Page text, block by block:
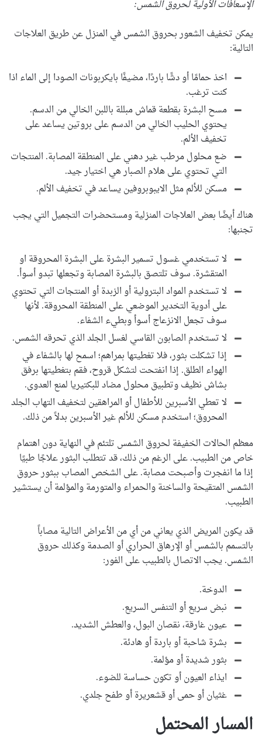
الإسعافات الأولية لحروق الشمس:
يمكن تخفيف الشعور بحروق الشمس في المنزل عن طريق العلاجات
التالية:
اخذ حمامًا أو دشًا باردًا، مضيفًا بايكربونات الصودا إلى الماء اذا
كنت ترغب.
مسح البشرة بقطعة قماش مبللة باللبن الخالي من الدسم.
يحتوي الحليب الخالي من الدسم على بروتين يساعد على
تخفيف الألم.
ضع محلول مرطب غير دهني على المنطقة المصابة. المنتجات
التي تحتوي على هلام الصبار هي اختيار جيد.
مسكن للألم مثل الايبوبروفين يساعد في تخفيف الألم.
هناك أيضًا بعض العلاجات المنزلية ومستحضرات التجميل التي يجب
تجنبها:
لا تستخدمي غسول تسمير البشرة على البشرة المحروقة او
المتقشرة. سوف تلتصق بالبشرة المصابة وتجعلها تبدو أسوأ.
لا تستخدم المواد البترولية أو الزبدة أو المنتجات التي تحتوي
على أدوية التخدير الموضعي على المنطقة المحروقة. لأنها
سوف تجعل الانزعاج أسوأ وبطيء الشفاء.
لا تستخدم الصابون القاسي لغسل الجلد الذي تحرقه الشمس.
إذا تشكلت بثور، فلا تغطيتها بمراهم؛ اسمح لها بالشفاء في
الهواء الطلق. إذا انفتحت لتشكل قروح، فقم بتغطيتها برفق
بشاش نظيف وتطبيق محلول مضاد للبكتيريا لمنع العدوى.
لا تعطي الأسبرين للأطفال أو المراهقين لتخفيف التهاب الجلد
المحروق؛ استخدم مسكن للألم غير الأسبرين بدلاً من ذلك.
معظم الحالات الخفيفة لحروق الشمس تلتئم في النهاية دون اهتمام
خاص من الطبيب. على الرغم من ذلك، قد تتطلب البثور علاجًا طبيًا
إذا ما انفجرت وأصبحت مصابة. على الشخص المصاب ببثور حروق
الشمس المتقيحة والساخنة والحمراء والمتورمة والمؤلمة أن يستشير
الطبيب.
قد يكون المريض الذي يعاني من أي من الأعراض التالية مصاباً
بالتسمم بالشمس أو الإرهاق الحراري أو الصدمة وكذلك حروق
الشمس. يجب الاتصال بالطبيب على الفور:
الدوخة.
نبض سريع أو التنفس السريع.
عيون غارقة، نقصان البول، والعطش الشديد.
بشرة شاحبة أو باردة أو هادئة.
بثور شديدة أو مؤلمة.
ايذاء العيون أو تكون حساسة للضوء.
غثيان أو حمى أو قشعريرة أو طفح جلدي.
المسار المحتمل